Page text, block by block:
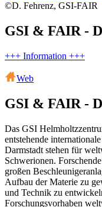
©D. Fehrenz, GSI-FAIR
GSI & FAIR -
+++ Information +++
Web
GSI & FAIR -
Das GSI
entstehende
Darmstadt stehen für
Schwerionen.
großen
Aufbau der Materie zu
und Technik zu
Forschungsvorhaben